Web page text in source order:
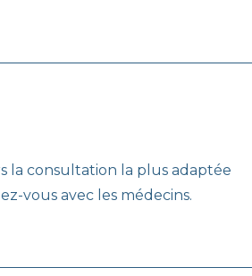
la consultation la plus adaptée
vous avec les médecins.